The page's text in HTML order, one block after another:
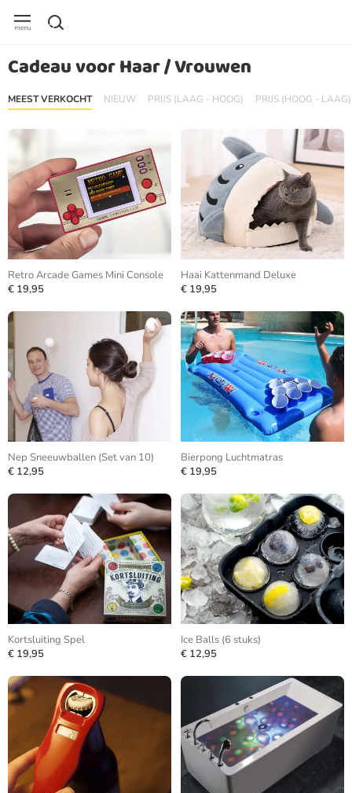
Cadeau voor Haar / Vrouwen
MEEST VERKOCHT NIEUW PRIJS (LAAG - HOOG) PRIJS (HOOG - LAAG)
Retro Arcade Games Mini Console
€ 19,95
Haai Kattenmand Deluxe
€ 19,95
Nep Sneeuwballen (Set van 10)
€ 12,95
Bierpong Luchtmatras
€ 19,95
Kortsluiting Spel
€ 19,95
Ice Balls (6 stuks)
€ 12,95